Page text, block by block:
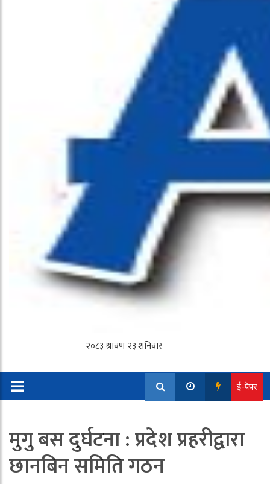
ई-पेपर
मुगु बस दुर्घटना : प्रदेश प्रहरीद्वारा
छानबिन समिति गठन